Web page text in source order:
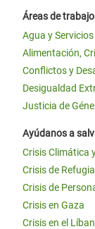
Áreas de trabajo
Agua y
Alimentación,
Conflictos y
Desigualdad
Justicia de
Ayúdanos a
Crisis Climática
Crisis de
Crisis de
Crisis en Gaza
Crisis en el